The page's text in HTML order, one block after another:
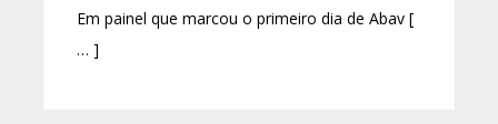
Em painel que marcou o primeiro dia de Abav [
… ]